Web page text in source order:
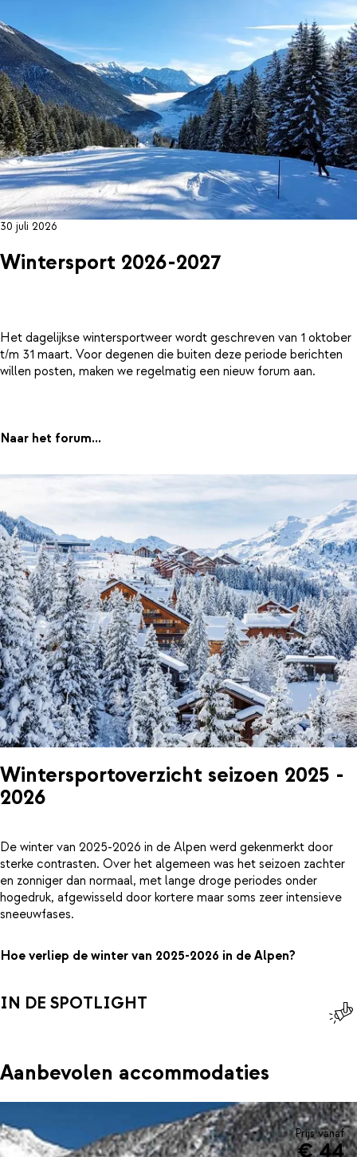
30 juli 2026
Wintersport 2026-2027
Het dagelijkse wintersportweer wordt geschreven van 1 oktober
t/m 31 maart. Voor degenen die buiten deze periode berichten
willen posten, maken we regelmatig een nieuw forum aan.
Naar het forum...
Wintersportoverzicht seizoen 2025 -
2026
De winter van 2025-2026 in de Alpen werd gekenmerkt door
sterke contrasten. Over het algemeen was het seizoen zachter
en zonniger dan normaal, met lange droge periodes onder
hogedruk, afgewisseld door kortere maar soms zeer intensieve
sneeuwfases.
Hoe verliep de winter van 2025-2026 in de Alpen?
IN DE SPOTLIGHT
Aanbevolen accommodaties
Prijs vanaf
€ 44